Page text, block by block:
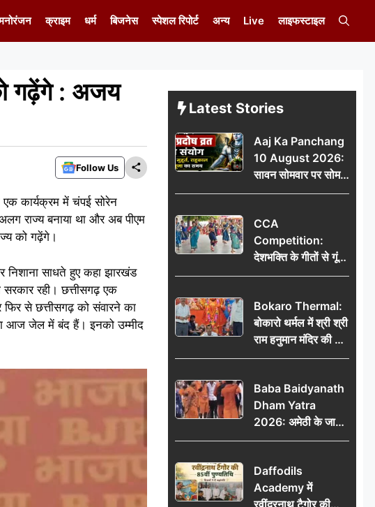
क्राइम धर्म बिजनेस स्पेशल रिपोर्ट अन्य Live लाइफस्टाइल
गढ़ेंगे : अजय
Follow Us
एक कार्यक्रम में चंपई सोरेन
राज्य बनाया था और अब पीएम
को गढ़ेंगे।
निशाना साधते हुए कहा झारखंड
सरकार रही। छत्तीसगढ़ एक
से छत्तीसगढ़ को संवारने का
आज जेल में बंद हैं। इनको उम्मीद
Latest Stories
Aaj Ka Panchang
10 August 2026:
सावन सोमवार पर सोम
प्रदोष व्रत का संयोग,
और पूजा का समय
CCA
Competition:
देशभक्ति के गीतों से गूंजा
डीएवी कथारा, लोक
बांधा समां
Bokaro Thermal:
बोकारो थर्मल में श्री श्री
राम हनुमान मंदिर की नई
कमेटी गठित, बाबूलाल
Baba Baidyanath
Dham Yatra
2026: अमेठी के जायस
से बाबा बैद्यनाथ धाम के
का दूसरा जत्था
Daffodils
Academy में
रवींद्रनाथ टैगोर की